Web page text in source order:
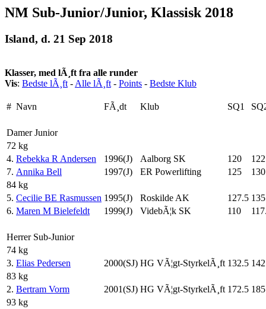
NM Sub-Junior/Junior, Klassisk 2018
Island, d. 21 Sep 2018
Klasser, med lÃ¸ft fra alle runder
Vis: Bedste lÃ¸ft - Alle lÃ¸ft - Points - Bedste Klub
# Navn FÃ¸dt Klub SQ1
Damer Junior
72 kg
4. Rebekka R Andersen 1996(J) Aalborg SK 120
7. Annika Bell 1997(J) ER Powerlifting 125
130
84 kg
5. Cecilie BE Rasmussen 1995(J) Roskilde AK 127.5 135
6. Maren M Bielefeldt 1999(J) VidebÃ¦k SK 110
Herrer Sub-Junior
74 kg
3. Elias Pedersen 2000(SJ) HG VÃ¦gt-StyrkelÃ¸ft 132.5
83 kg
2. Bertram Vorm 2001(SJ) HG VÃ¦gt-StyrkelÃ¸ft 172.5 185
93 kg